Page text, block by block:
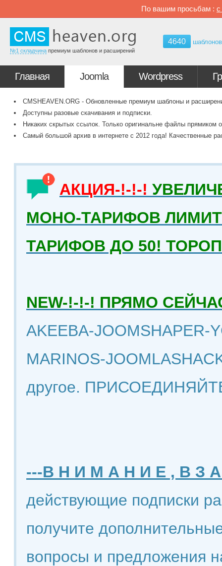
По вашим просьбам : с
№1 складчина премиум шаблонов и расширений
4640 шаблонов
Главная Joomla Wordpress
CMSHEAVEN.ORG - Обновленные премиум шаблоны и
Доступны разовые скачивания и подписки.
Никаких скрытых ссылок. Только оригинальне файлы прямиком
Самый большой архив в интернете с 2012 года! Качественные
АКЦИЯ-!-!-!
МОНО-ТАРИФОВ
ТАРИФОВ ДО 50!
NEW-!-!-! ПРЯМО
AKEEBA-JOOMSHAPER-
MARINOS-
другое.
---В Н И М А Н И Е , В З
действующие подписки
получите
вопросы и предложения